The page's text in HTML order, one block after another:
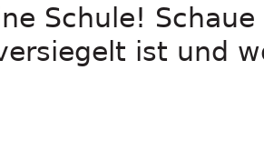
Schule!
ist und